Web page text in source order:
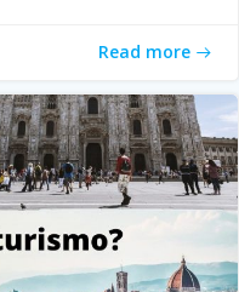
Read more